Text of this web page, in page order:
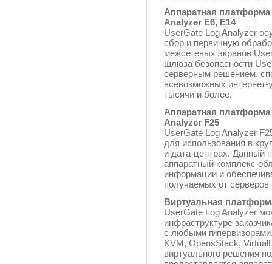
Аппаратная платформа
Analyzer Е6, Е14
UserGate Log Analyzer
сбор и первичную
межсетевых экранов
шлюза безопасности
серверным решением,
всевозможных интернет-
тысячи и более.
Аппаратная платформа
Analyzer F25
UserGate Log Analyzer
для использования в
и дата-центрах. Данный
аппаратный комплекс
информации и
получаемых от серверов
Виртуальная
UserGate Log Analyzer
инфраструктуре
с любыми
KVM, OpensStack,
виртуального решения